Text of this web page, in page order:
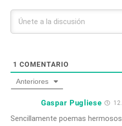
1 COMENTARIO
Anteriores
Gaspar Pugliese
Sencillamente poemas